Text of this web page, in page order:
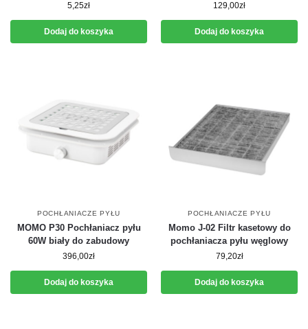
5,25zł
Dodaj do koszyka
129,00zł
Dodaj do koszyka
POCHŁANIACZE PYŁU
MOMO P30 Pochłaniacz pyłu
60W biały do zabudowy
396,00zł
Dodaj do koszyka
POCHŁANIACZE PYŁU
Momo J-02 Filtr kasetowy do
pochłaniacza pyłu węglowy
79,20zł
Dodaj do koszyka